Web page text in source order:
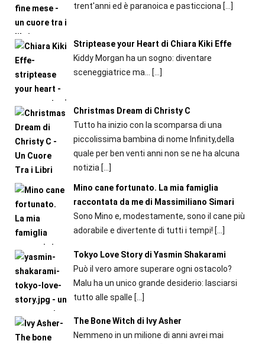
trent'anni ed è paranoica e pasticciona […]
Striptease your Heart di Chiara Kiki Effe
Kiddy Morgan ha un sogno: diventare
sceneggiatrice ma...
[…]
Christmas Dream di Christy C
Tutto ha inizio con la scomparsa di una
piccolissima bambina di nome Infinity,della
quale per ben venti anni non se ne ha alcuna
notizia […]
Mino cane fortunato. La mia famiglia
raccontata da me di Massimiliano Simari
Sono Mino e, modestamente, sono il cane più
adorabile e divertente di tutti i tempi! […]
Tokyo Love Story di Yasmin Shakarami
Può il vero amore superare ogni ostacolo?
Malu ha un unico grande desiderio: lasciarsi
tutto alle spalle […]
The Bone Witch di Ivy Asher
Nemmeno in un milione di anni avrei mai